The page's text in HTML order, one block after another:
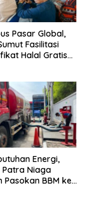
Pasar Global,
Fasilitasi
Halal Gratis
Energi,
Patra Niaga
Pasokan BBM ke